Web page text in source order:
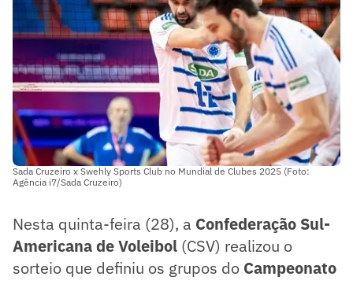
Sada Cruzeiro x Swehly Sports Club no Mundial de Clubes 2025 (Foto:
Agência i7/Sada Cruzeiro)
Nesta quinta-feira (28), a Confederação Sul-
Americana de Voleibol (CSV) realizou o
sorteio que definiu os grupos do Campeonato